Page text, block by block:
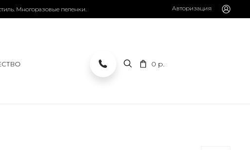
Многоразовые пеленки. Авторизация
0 р.